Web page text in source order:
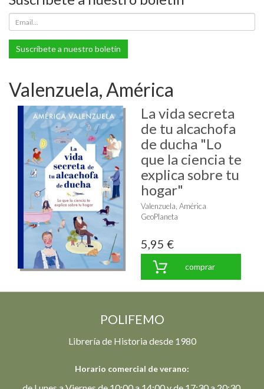
Suscríbete a nuestro boletín
Valenzuela, América
La vida secreta
de tu alcachofa
de ducha "Lo
que la ciencia te
explica sobre tu
hogar"
Valenzuela, América
GeoPlaneta
5,95 €
comprar
POLIFEMO
Librería de Historia desde 1980
Horario comercial de verano: